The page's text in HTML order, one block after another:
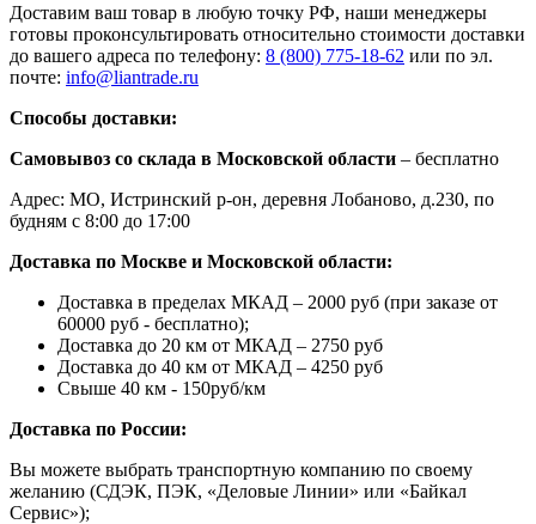
Доставим ваш товар в любую точку РФ, наши менеджеры
готовы проконсультировать относительно стоимости доставки
до вашего адреса по телефону: 8 (800) 775-18-62 или по эл.
почте: info@liantrade.ru
Способы доставки:
Самовывоз со склада в Московской области – бесплатно
Адрес: МО, Истринский р-он, деревня Лобаново, д.230, по
будням с 8:00 до 17:00
Доставка по Москве и Московской области:
Доставка в пределах МКАД – 2000 руб (при заказе от
60000 руб - бесплатно);
Доставка до 20 км от МКАД – 2750 руб
Доставка до 40 км от МКАД – 4250 руб
Свыше 40 км - 150руб/км
Доставка по России:
Вы можете выбрать транспортную компанию по своему
желанию (СДЭК, ПЭК, «Деловые Линии» или «Байкал
Сервис»);